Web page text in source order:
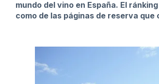
mundo del vino en España. El
como de las páginas de reserva